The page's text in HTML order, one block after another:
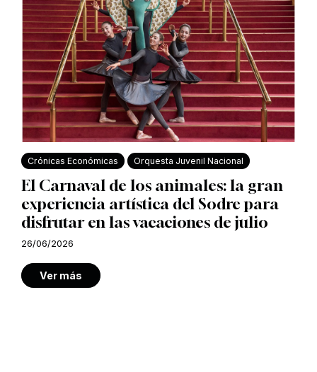
Crónicas Económicas Orquesta Juvenil Nacional
El Carnaval de los animales: la gran
experiencia artística del Sodre para
disfrutar en las vacaciones de julio
26/06/2026
Ver más